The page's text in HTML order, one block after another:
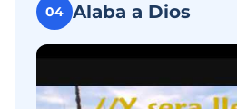
04 Alaba a Dios